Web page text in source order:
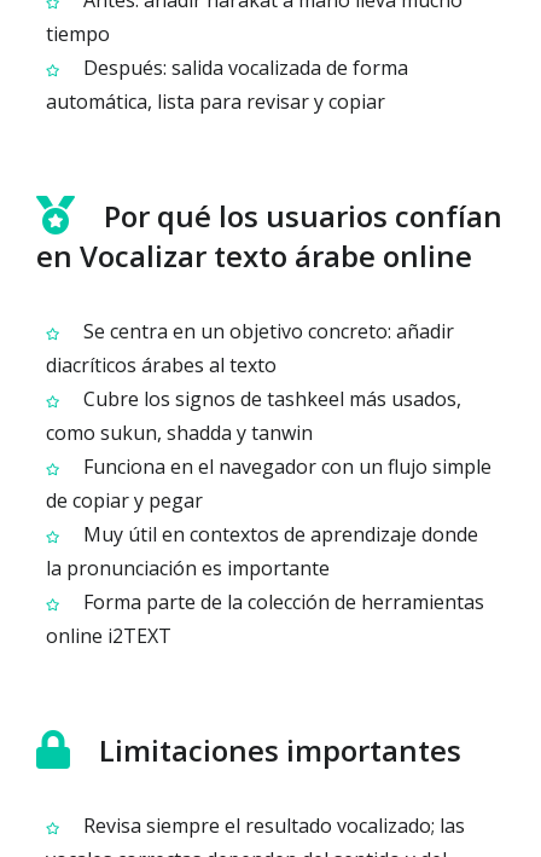
tiempo
Después: salida vocalizada de forma
automática, lista para revisar y copiar
Por qué los usuarios confían
en Vocalizar texto árabe online
Se centra en un objetivo concreto: añadir
diacríticos árabes al texto
Cubre los signos de tashkeel más usados,
como sukun, shadda y tanwin
Funciona en el navegador con un flujo simple
de copiar y pegar
Muy útil en contextos de aprendizaje donde
la pronunciación es importante
Forma parte de la colección de herramientas
online i2TEXT
Limitaciones importantes
Revisa siempre el resultado vocalizado; las